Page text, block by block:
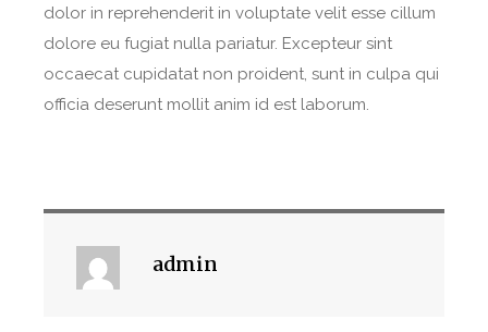
dolor in reprehenderit in voluptate velit esse cillum
dolore eu fugiat nulla pariatur. Excepteur sint
occaecat cupidatat non proident, sunt in culpa qui
officia deserunt mollit anim id est laborum.
admin